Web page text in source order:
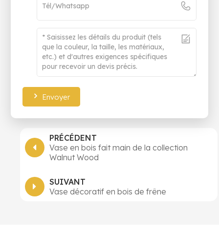
Envoyer
PRÉCÉDENT
Vase en bois fait main de la collection
Walnut Wood
SUIVANT
Vase décoratif en bois de frêne